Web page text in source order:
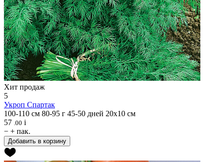
Хит продаж
5
Укроп Спартак
100-110 см 80-95 г 45-50 дней 20х10 см
57 .00 i
− + пак.
Добавить в корзину